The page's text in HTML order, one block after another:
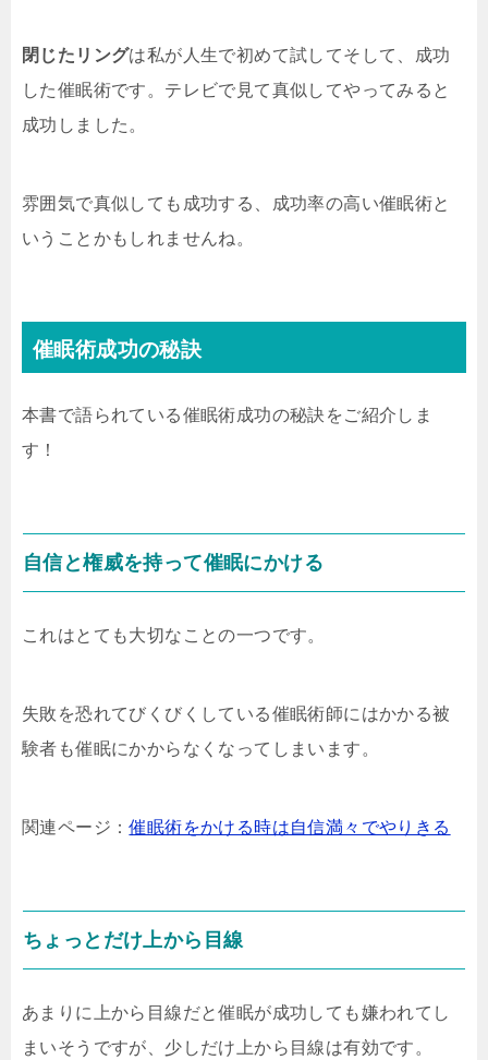
閉じたリングは私が人生で初めて試してそして、成功
した催眠術です。テレビで見て真似してやってみると
成功しました。
雰囲気で真似しても成功する、成功率の高い催眠術と
いうことかもしれませんね。
催眠術成功の秘訣
本書で語られている催眠術成功の秘訣をご紹介しま
す！
自信と権威を持って催眠にかける
これはとても大切なことの一つです。
失敗を恐れてびくびくしている催眠術師にはかかる被
験者も催眠にかからなくなってしまいます。
関連ページ：催眠術をかける時は自信満々でやりきる
ちょっとだけ上から目線
あまりに上から目線だと催眠が成功しても嫌われてし
まいそうですが、少しだけ上から目線は有効です。